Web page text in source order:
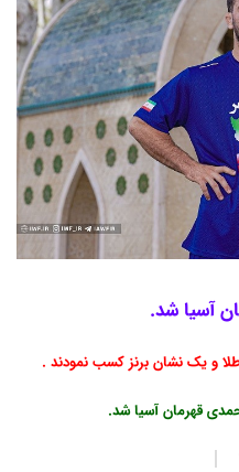
آسیا شد.
قهرمان آسیا شد.